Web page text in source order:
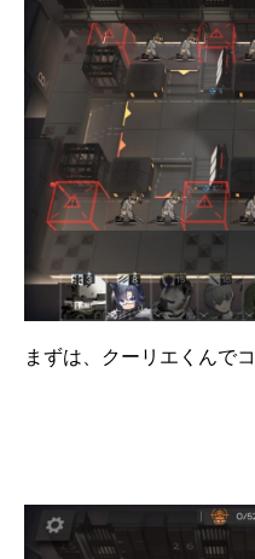
まずは、クーリエくんで